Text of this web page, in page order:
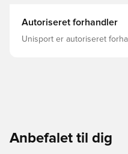
Autoriseret forhandler
Unisport er autoriseret
Anbefalet til dig